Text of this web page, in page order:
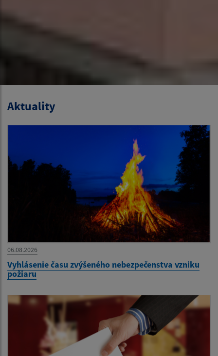
Aktuality
06.08.2026
Vyhlásenie času zvýšeného nebezpečenstva vzniku
požiaru